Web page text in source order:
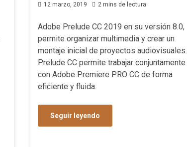
12 marzo, 2019
2 mins de lectura
Adobe Prelude CC 2019 en su versión 8.0,
permite organizar multimedia y crear un
montaje inicial de proyectos audiovisuales.
Prelude CC permite trabajar conjuntamente
con Adobe Premiere PRO CC de forma
eficiente y fluida.
Seguir leyendo